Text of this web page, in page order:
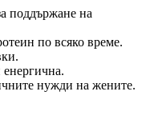
поддържане на
по всяко време.
нужди на жените.